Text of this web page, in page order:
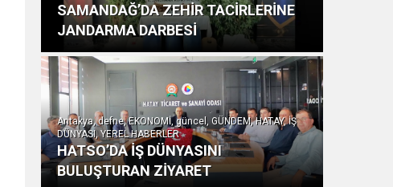
SAMANDAĞ’DA ZEHİR TACİRLERİNE
JANDARMA DARBESİ
Antakya, defne, EKONOMİ, güncel, GÜNDEM, HATAY, İŞ
DÜNYASI, YEREL HABERLER
HATSO’DA İŞ DÜNYASINI
BULUŞTURAN ZİYARET